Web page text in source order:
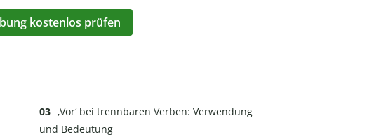
kostenlos prüfen
‚Vor‘ bei trennbaren Verben: Verwendung
und Bedeutung